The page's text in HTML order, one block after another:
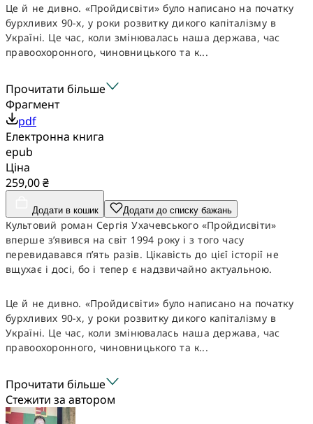
Це й не дивно. «Пройдисвіти» було написано на початку
бурхливих 90-х, у роки розвитку дикого капіталізму в
Україні. Це час, коли змінювалась наша держава, час
правоохоронного, чиновницького та к...
Прочитати більше
Фрагмент
pdf
Електронна книга
epub
Ціна
259,00 ₴
Додати в кошик Додати до списку бажань
Культовий роман Сергія Ухачевського «Пройдисвіти»
вперше з’явився на світ 1994 року і з того часу
перевидавався п’ять разів. Цікавість до цієї історії не
вщухає і досі, бо і тепер є надзвичайно актуальною.
Це й не дивно. «Пройдисвіти» було написано на початку
бурхливих 90-х, у роки розвитку дикого капіталізму в
Україні. Це час, коли змінювалась наша держава, час
правоохоронного, чиновницького та к...
Прочитати більше
Стежити за автором